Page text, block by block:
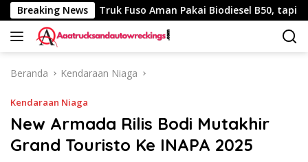
Langsung
ke
konten
Breaking News
Km Truk Fuso Aman Pakai Biodiesel B50, tapi Ada
Beranda Kendaraan Niaga
Kendaraan Niaga
New Armada Rilis Bodi Mutakhir
Grand Touristo Ke INAPA 2025